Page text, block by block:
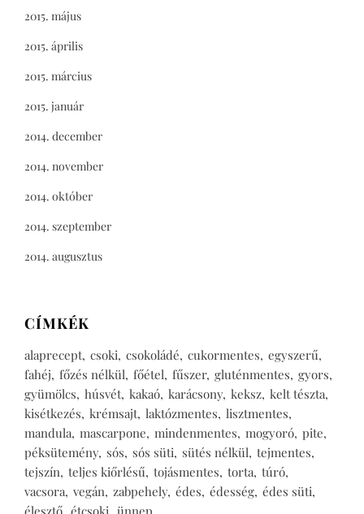
2015. május
2015. április
2015. március
2015. január
2014. december
2014. november
2014. október
2014. szeptember
2014. augusztus
CÍMKÉK
alaprecept csoki csokoládé cukormentes egyszerű
fahéj főzés nélkül főétel fűszer gluténmentes gyors
gyümölcs húsvét kakaó karácsony keksz kelt tészta
kisétkezés krémsajt laktózmentes lisztmentes
mandula mascarpone mindenmentes mogyoró pite
péksütemény sós sós süti sütés nélkül tejmentes
tejszín teljes kiőrlésű tojásmentes torta túró
vacsora vegán zabpehely édes édesség édes süti
élesztő étcsoki ünnep